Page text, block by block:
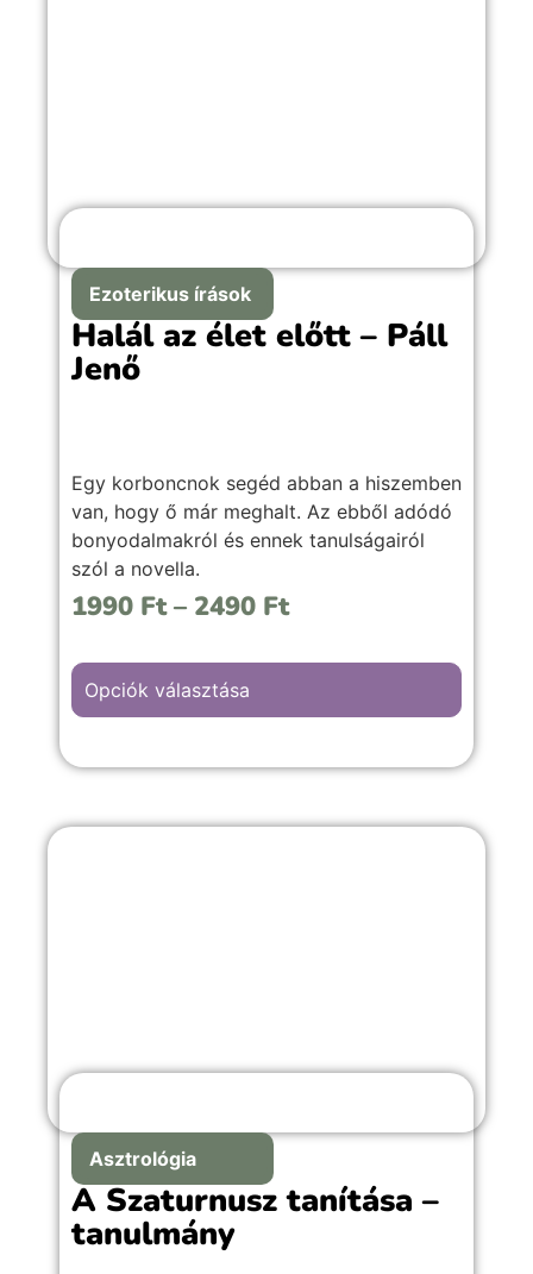
Ezoterikus írások
Halál az élet előtt – Páll
Jenő
Egy korboncnok segéd abban a hiszemben
van, hogy ő már meghalt. Az ebből adódó
bonyodalmakról és ennek tanulságairól
szól a novella.
1990 Ft – 2490 Ft
Opciók választása
Asztrológia
A Szaturnusz tanítása –
tanulmány